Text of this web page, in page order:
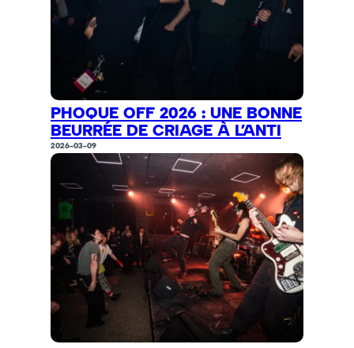
PHOQUE OFF 2026 : UNE BONNE
BEURRÉE DE CRIAGE À L’ANTI
2026-03-09